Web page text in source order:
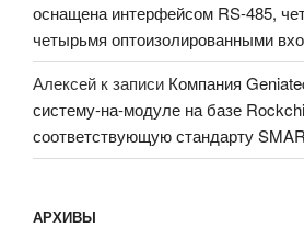
оснащена интерфейсом RS-485,
четырьмя оптоизолированными
Алексей к записи Компания
систему-на-модуле на базе
соответствующую стандарту
АРХИВЫ